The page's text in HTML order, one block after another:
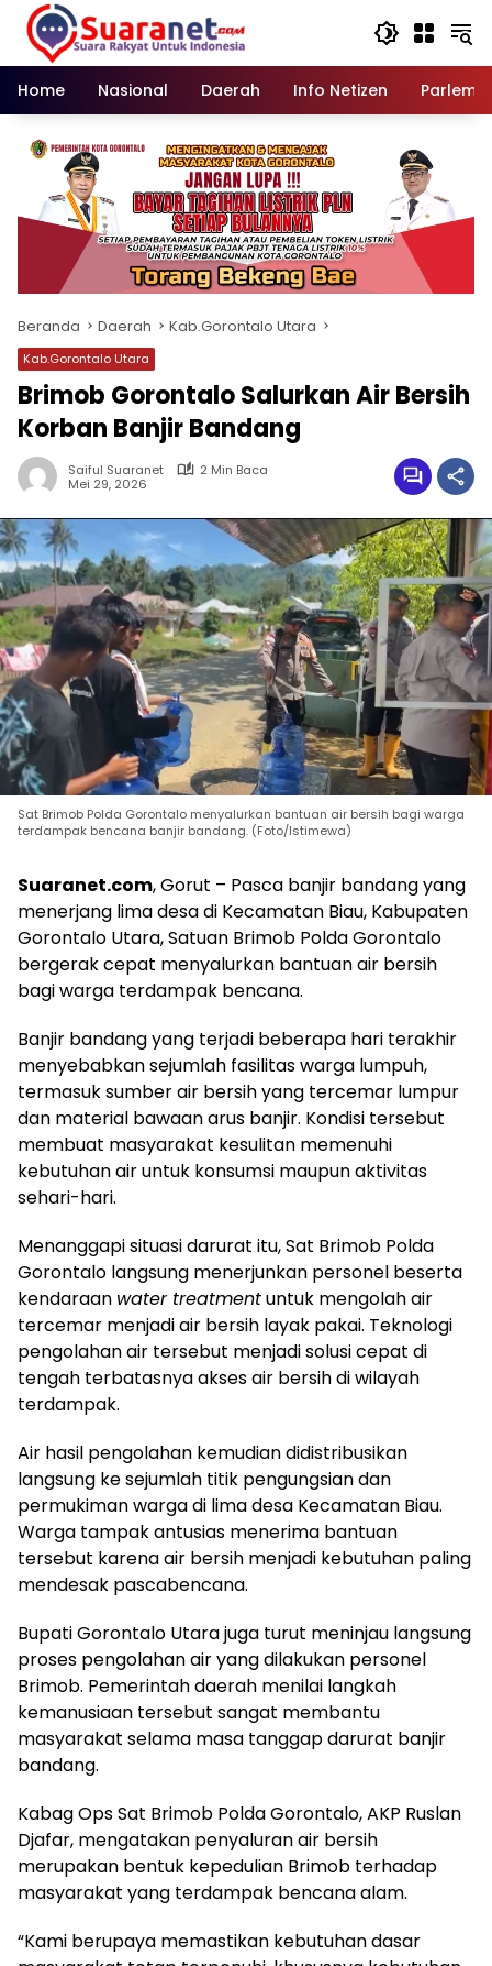
Langsung
konten
Home
Nasional Daerah Info Netizen
Beranda Daerah Kab.Gorontalo Utara
Kab.Gorontalo Utara
Brimob Gorontalo Salurkan Air Bersih
Korban Banjir Bandang
Saiful Suaranet
2 Min Baca
Mei 29, 2026
Sat Brimob Polda Gorontalo menyalurkan bantuan air bersih bagi warga
terdampak bencana banjir bandang. (Foto/Istimewa)
Suaranet.com, Gorut – Pasca banjir bandang yang
menerjang lima desa di Kecamatan Biau, Kabupaten
Gorontalo Utara, Satuan Brimob Polda Gorontalo
bergerak cepat menyalurkan bantuan air bersih
bagi warga terdampak bencana.
Banjir bandang yang terjadi beberapa hari terakhir
menyebabkan sejumlah fasilitas warga lumpuh,
termasuk sumber air bersih yang tercemar lumpur
dan material bawaan arus banjir. Kondisi tersebut
membuat masyarakat kesulitan memenuhi
kebutuhan air untuk konsumsi maupun aktivitas
sehari-hari.
Menanggapi situasi darurat itu, Sat Brimob Polda
Gorontalo langsung menerjunkan personel beserta
kendaraan water treatmentuntuk mengolah air
tercemar menjadi air bersih layak pakai. Teknologi
pengolahan air tersebut menjadi solusi cepat di
tengah terbatasnya akses air bersih di wilayah
terdampak.
Air hasil pengolahan kemudian didistribusikan
langsung ke sejumlah titik pengungsian dan
permukiman warga di lima desa Kecamatan Biau.
Warga tampak antusias menerima bantuan
tersebut karena air bersih menjadi kebutuhan paling
mendesak pascabencana.
Bupati Gorontalo Utara juga turut meninjau langsung
proses pengolahan air yang dilakukan personel
Brimob. Pemerintah daerah menilai langkah
kemanusiaan tersebut sangat membantu
masyarakat selama masa tanggap darurat banjir
bandang.
Kabag Ops Sat Brimob Polda Gorontalo, AKP Ruslan
Djafar, mengatakan penyaluran air bersih
merupakan bentuk kepedulian Brimob terhadap
masyarakat yang terdampak bencana alam.
“Kami berupaya memastikan kebutuhan dasar